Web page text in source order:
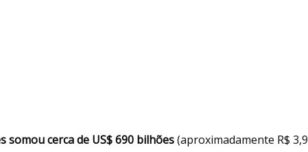
somou cerca de US$ 690 bilhões(aproximadamente R$ 3,9